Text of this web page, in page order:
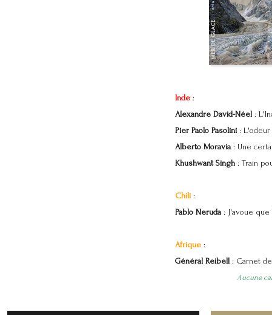
Inde:
Alexandre David-Néel:
Pier Paolo Pasolini : L'odeur
Alberto Moravia: Une
Khushwant Singh: Train
Chili:
Pablo Neruda : J'avoue que
Afrique:
Général Reibell : Carnet
Aucune